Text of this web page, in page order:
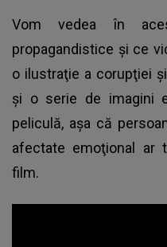
Vom vedea în
propagandistice şi ce
o ilustraţie a corupţiei
şi o serie de imagini
peliculă, aşa că
afectate emoţional ar
film.